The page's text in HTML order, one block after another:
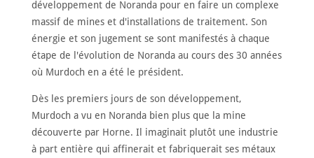
À
PROPOS
RENCONTRER
LES
MEMBRES
CÉRÉMONIE
ANNUELLE
NOUVELLES
développement de Noranda pour en faire un complexe
massif de mines et d'installations de traitement. Son
énergie et son jugement se sont manifestés à chaque
étape de l'évolution de Noranda au cours des 30 années
où Murdoch en a été le président.
Dès les premiers jours de son développement,
Murdoch a vu en Noranda bien plus que la mine
découverte par Horne. Il imaginait plutôt une industrie
à part entière qui affinerait et fabriquerait ses métaux